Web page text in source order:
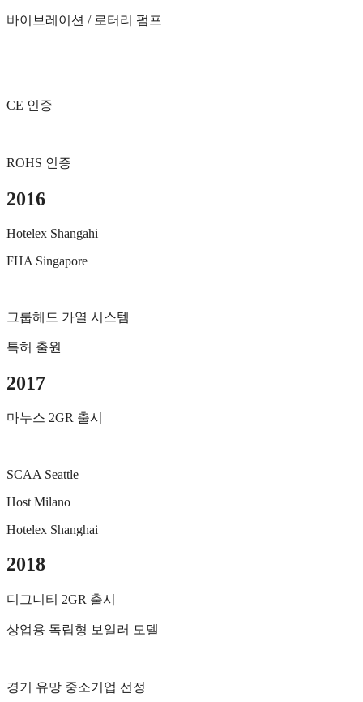
바이브레이션 / 로터리 펌프
CE 인증
ROHS 인증
2016
Hotelex Shangahi
FHA Singapore
그룹헤드 가열 시스템
특허 출원
2017
마누스 2GR 출시
SCAA Seattle
Host Milano
Hotelex Shanghai
2018
디그니티 2GR 출시
상업용 독립형 보일러 모델
경기 유망 중소기업 선정